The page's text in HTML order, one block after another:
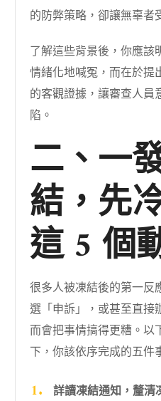
的防弊策略，卻讓無辜者
了解這些背景後，你應該
情緒化地喊冤，而在於提
的客觀證據，讓審查人員
陷。
二、一
結，先
這 5 個
很多人被凍結後的第一反
選「申訴」，或甚至直接
而會把事情搞得更糟。以
下，你該依序完成的五件
詳讀凍結通知，釐清